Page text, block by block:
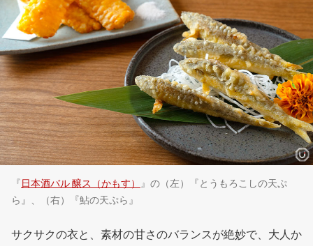
『日本酒バル 醸ス（かもす）
』の（左）『とうもろこしの天ぷ
ら』、（右）『鮎の天ぷら』
サクサクの衣と、素材の甘さのバランスが絶妙で、大人か